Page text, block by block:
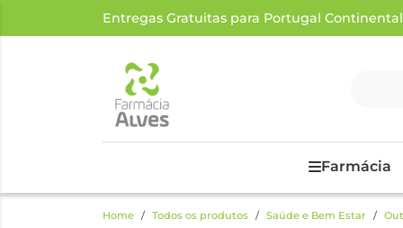
Entregas Gratuitas para Portugal
Farmácia
Home Todos os produtos Saúde e Bem Estar